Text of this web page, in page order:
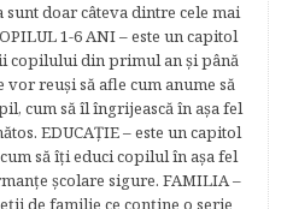
doar câteva dintre cele mai
1-6 ANI – este un capitol
copilului din primul an şi până
reuşi să afle cum anume să
cum să îl îngrijească în aşa fel
EDUCAŢIE – este un capitol
să îţi educi copilul în aşa fel
şcolare sigure. FAMILIA –
de familie ce conţine o serie